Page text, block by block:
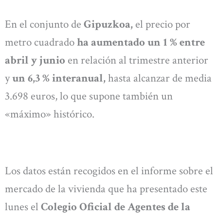
En el conjunto de Gipuzkoa, el precio por
metro cuadradoha aumentado un 1 % entre
abril y junio en relación al trimestre anterior
yun 6,3 % interanual,hasta alcanzar de media
3.698 euros, lo que supone también un
«máximo» histórico.
Los datos están recogidos en el informe sobre el
mercado de la vivienda que ha presentado este
lunes el Colegio Oficial de Agentes de la